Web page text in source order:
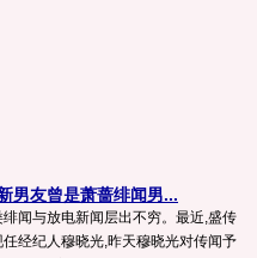
男友曾是萧蔷绯闻男...
闻与放电新闻层出不穷。最近,盛传
经纪人穆晓光,昨天穆晓光对传闻予